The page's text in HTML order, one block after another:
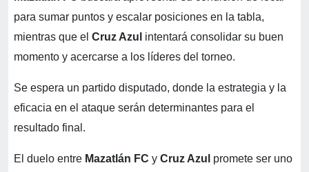
para sumar puntos y escalar posiciones en la tabla,
mientras que el Cruz Azul intentará consolidar su buen
momento y acercarse a los líderes del torneo.
Se espera un partido disputado, donde la estrategia y la
eficacia en el ataque serán determinantes para el
resultado final.
El duelo entre Mazatlán FC y Cruz Azul promete ser uno